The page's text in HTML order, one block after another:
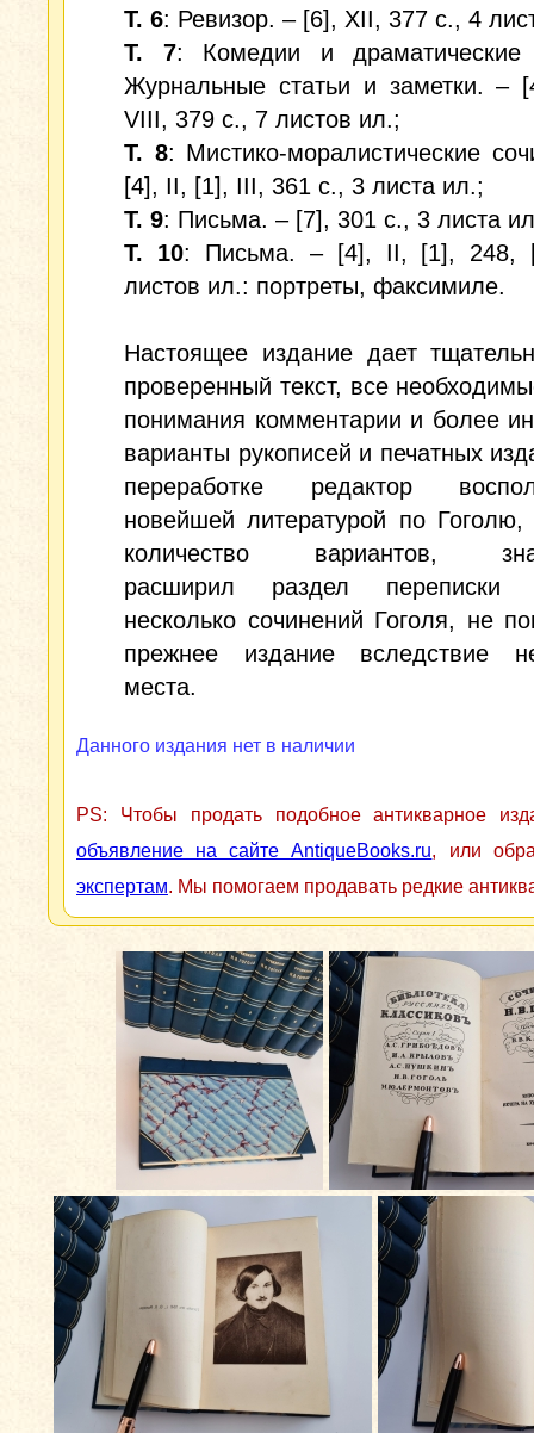
Т. 6: Ревизор. – [6], XII, 377 c., 4
Т. 7: Комедии и драматические
Журнальные статьи и заметки. –
VIII, 379 c., 7 листов ил.;
Т. 8: Мистико-моралистические
[4], II, [1], III, 361 c., 3 листа ил.;
Т. 9: Письма. – [7], 301 с., 3 листа
Т. 10: Письма. – [4], II, [1], 248,
листов ил.: портреты, факсимиле.
Настоящее издание дает
проверенный текст, все
понимания комментарии и более
варианты рукописей и печатных
переработке редактор
новейшей литературой по Гоголю,
количество вариантов,
расширил раздел
несколько сочинений Гоголя, не
прежнее издание вследствие
места.
Данного издания нет в наличии
PS: Чтобы продать подобное антикварное
объявление на сайте AntiqueBooks.ru, или
экспертам. Мы помогаем продавать редкие